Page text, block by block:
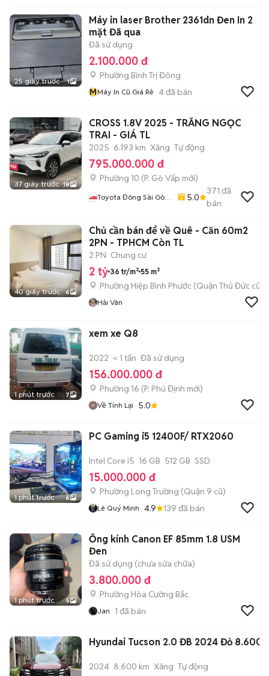
25 giây trước 1
Máy in laser Brother 2361dn Đen In 2
mặt Đã qua
Đã sử dụng
2.100.000 đ
Phường Bình Trị Đông
MMáy In Cũ Giá Rẻ 4đã bán
37 giây trước 18
CROSS 1.8V 2025 - TRẮNG NGỌC
TRAI - GIÁ TL
2025 6.193 km Xăng Tự động
795.000.000 đ
Phường 10 (P. Gò Vấp mới)
Toyota Đông Sài Gòn|
5.0
371 đã
bán
40 giây trước 6
Chủ cần bán để về Quê - Căn 60m2
2PN - TPHCM Còn TL
2 PN Chung cư
2 tỷ 36 tr/m² 55 m²
Phường Hiệp Bình Phước (Quận Thủ Đức cũ)
Hải Vân
1 phút trước 7
xem xe Q8
2022 < 1 tấn Đã sử dụng
156.000.000 đ
Phường 16 (P. Phú Định mới)
Về Tính Lại 5.0
1 phút trước 6
PC Gaming i5 12400F/ RTX2060
Intel Core i5 16 GB 512 GB SSD
15.000.000 đ
Phường Long Trường (Quận 9 cũ)
Lê Quý Minh 4.9 139 đã bán
1 phút trước 5
Ống kính Canon EF 85mm 1.8 USM
Đen
Đã sử dụng (chưa sửa chữa)
3.800.000 đ
Phường Hòa Cường Bắc
Jan 1 đã bán
Hyundai Tucson 2.0 ĐB 2024 Đỏ 8.600
2024 8.600 km Xăng Tự động